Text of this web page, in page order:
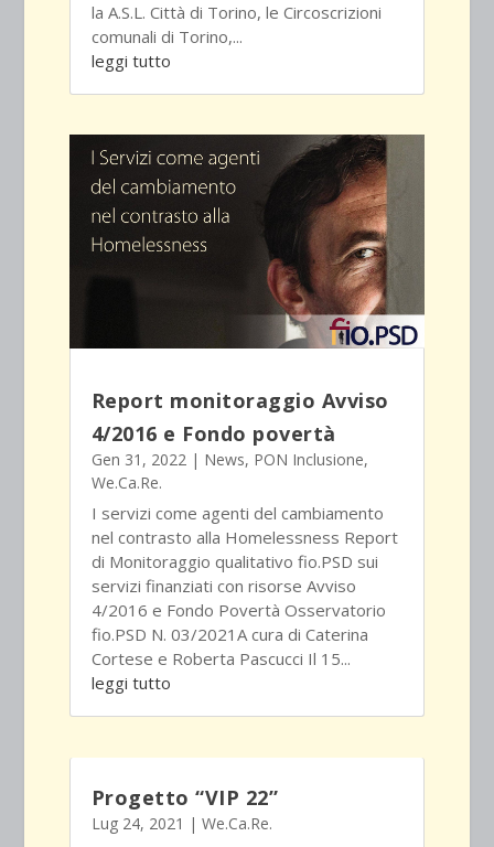
la A.S.L. Città di Torino, le Circoscrizioni
comunali di Torino,...
leggi tutto
Report monitoraggio Avviso
4/2016 e Fondo povertà
Gen 31, 2022 | News, PON Inclusione,
We.Ca.Re.
I servizi come agenti del cambiamento
nel contrasto alla Homelessness Report
di Monitoraggio qualitativo fio.PSD sui
servizi finanziati con risorse Avviso
4/2016 e Fondo Povertà Osservatorio
fio.PSD N. 03/2021A cura di Caterina
Cortese e Roberta Pascucci Il 15...
leggi tutto
Progetto “VIP 22”
Lug 24, 2021 | We.Ca.Re.